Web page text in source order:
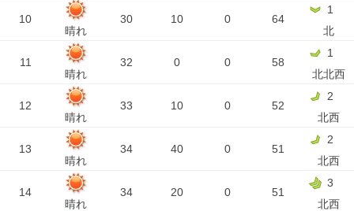
10
晴れ
30 10 0 64
1
北
11
晴れ
32 0 0 58
1
北北西
12
晴れ
33 10 0 52
2
北西
13
晴れ
34 40 0 51
2
北西
14
晴れ
34 20 0 51
3
北西